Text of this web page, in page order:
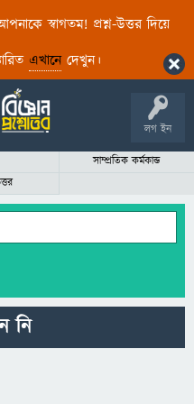
স্বাগতম! প্রশ্ন-উত্তর দিয়ে
এখানেদেখুন।
লগ ইন
সাম্প্রতিক কর্মকান্ড
নি